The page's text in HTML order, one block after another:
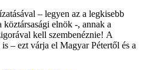
– legyen az a legkisebb
elnök -, annak a
kell szembenéznie! A
– ezt várja el Magyar Pétertől és a